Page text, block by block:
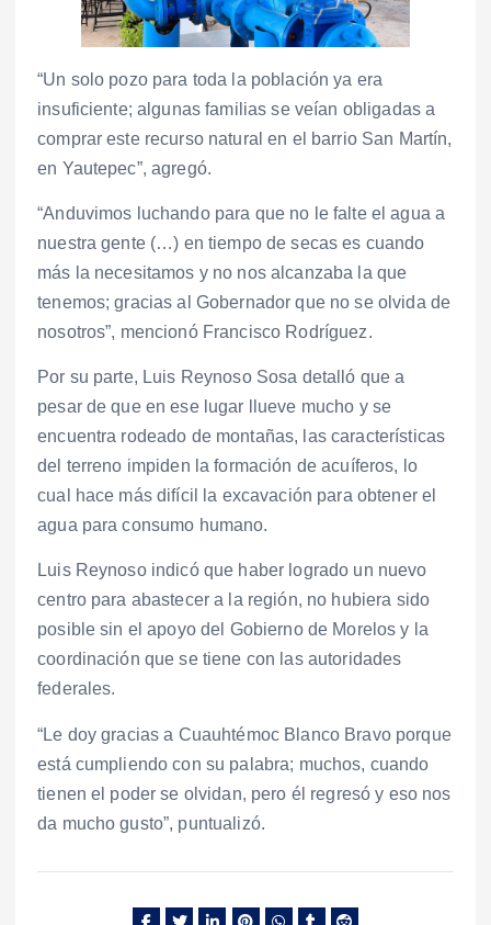
“Un solo pozo para toda la población ya era
insuficiente; algunas familias se veían obligadas a
comprar este recurso natural en el barrio San Martín,
en Yautepec”, agregó.
“Anduvimos luchando para que no le falte el agua a
nuestra gente (…) en tiempo de secas es cuando
más la necesitamos y no nos alcanzaba la que
tenemos; gracias al Gobernador que no se olvida de
nosotros”, mencionó Francisco Rodríguez.
Por su parte, Luis Reynoso Sosa detalló que a
pesar de que en ese lugar llueve mucho y se
encuentra rodeado de montañas, las características
del terreno impiden la formación de acuíferos, lo
cual hace más difícil la excavación para obtener el
agua para consumo humano.
Luis Reynoso indicó que haber logrado un nuevo
centro para abastecer a la región, no hubiera sido
posible sin el apoyo del Gobierno de Morelos y la
coordinación que se tiene con las autoridades
federales.
“Le doy gracias a Cuauhtémoc Blanco Bravo porque
está cumpliendo con su palabra; muchos, cuando
tienen el poder se olvidan, pero él regresó y eso nos
da mucho gusto”, puntualizó.